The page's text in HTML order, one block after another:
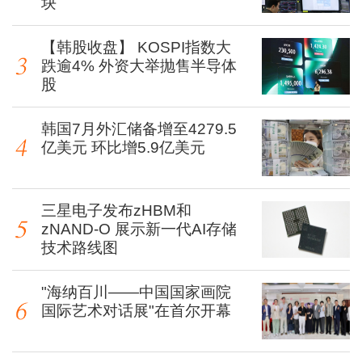
【韩股收盘】 KOSPI指数大
跌逾4% 外资大举抛售半导体
股
韩国7月外汇储备增至4279.5
亿美元 环比增5.9亿美元
三星电子发布zHBM和
zNAND-O 展示新一代AI存储
技术路线图
"海纳百川——中国国家画院
国际艺术对话展"在首尔开幕